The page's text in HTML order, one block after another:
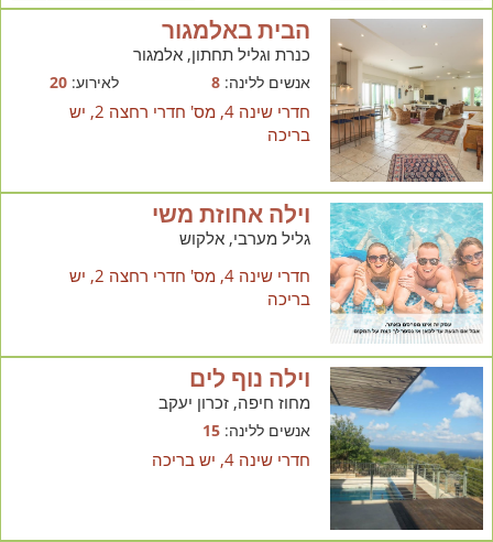
הבית באלמגור
כנרת וגליל תחתון, אלמגור
אנשים ללינה:8 לאירוע:20
חדרי שינה 4, מס' חדרי רחצה 2, יש
בריכה
וילה אחוזת משי
גליל מערבי, אלקוש
חדרי שינה 4, מס' חדרי רחצה 2, יש
בריכה
וילה נוף לים
מחוז חיפה, זכרון יעקב
אנשים ללינה:15
חדרי שינה 4, יש בריכה